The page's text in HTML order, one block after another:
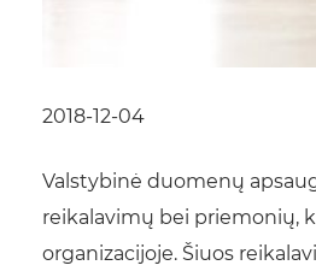
2018-12-04
Valstybinė duomenų
reikalavimų bei priemonių,
organizacijoje. Šiuos